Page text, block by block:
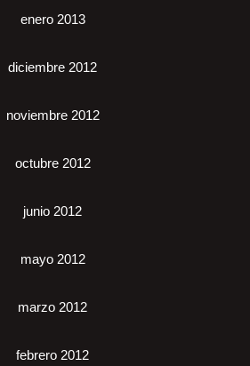
enero 2013
diciembre 2012
noviembre 2012
octubre 2012
junio 2012
mayo 2012
marzo 2012
febrero 2012